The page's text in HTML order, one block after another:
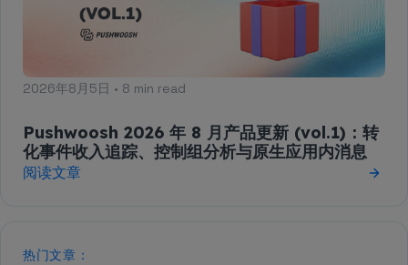
2026年8月5日 • 8 min read
Pushwoosh 2026 年 8 月产品更新 (vol.1)：转
化事件收入追踪、控制组分析与原生应用内消息
阅读文章
热门文章：